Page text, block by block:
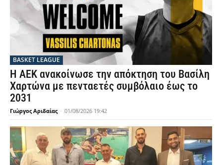
BASKET LEAGUE
Η ΑΕΚ ανακοίνωσε την απόκτηση του Βασίλη
Χαρτώνα με πενταετές συμβόλαιο έως το
2031
Γιώργος Αριδαίας - 01/08/2026 19:42